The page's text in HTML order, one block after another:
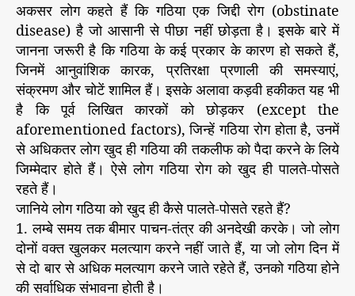
अकसर लोग कहते हैं कि गठिया एक जिद्दी रोग (obstinate
disease) है जो आसानी से पीछा नहीं छोड़ता है। इसके बारे में
जानना जरूरी है कि गठिया के कई प्रकार के कारण हो सकते हैं,
जिनमें आनुवांशिक कारक, प्रतिरक्षा प्रणाली की समस्याएं,
संक्रमण और चोटें शामिल हैं। इसके अलावा कड़वी हकीकत यह भी
है कि पूर्व लिखित कारकों को छोड़कर (except the
aforementioned factors), जिन्हें गठिया रोग होता है, उनमें
से अधिकतर लोग खुद ही गठिया की तकलीफ को पैदा करने के लिये
जिम्मेदार होते हैं। ऐसे लोग गठिया रोग को खुद ही पालते-पोसते
रहते हैं।
जानिये लोग गठिया को खुद ही कैसे पालते-पोसते रहते हैं?
1. लम्बे समय तक बीमार पाचन-तंत्र की अनदेखी करके। जो लोग
दोनों वक्त खुलकर मलत्याग करने नहीं जाते हैं, या जो लोग दिन में
से दो बार से अधिक मलत्याग करने जाते रहेते हैं, उनको गठिया होने
की सर्वाधिक संभावना होती है।